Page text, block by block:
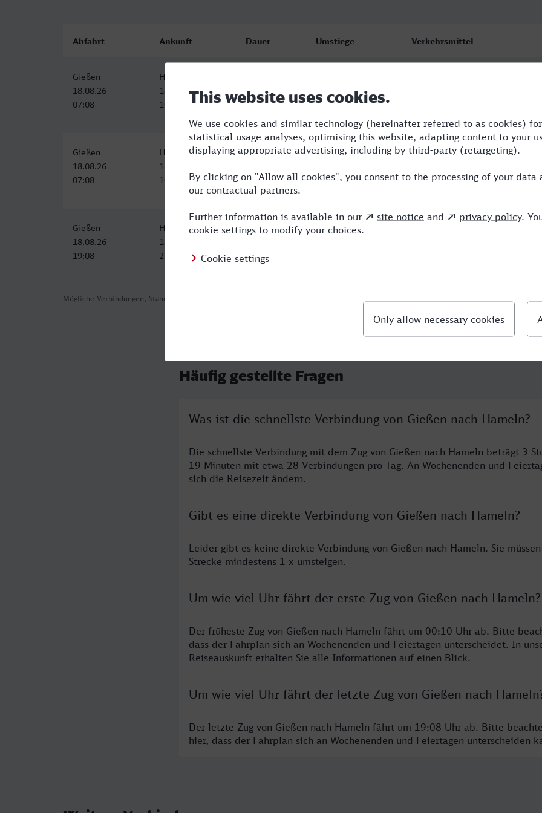
Mögliche Verbindungen, Stand: 2026-08-04 03:12
Abfahrt Ankunft Dauer Umstiege Verkehrsmittel
Gießen
18.08.26
07:08
Hameln
18.08.26
10:27
Gießen
18.08.26
07:08
Hameln
18.08.26
10:27
3:19 2 RB,RE,ICE
Gießen
18.08.26
19:08
Hameln
18.08.26
22:27
3:19 2
Häufig gestellte Fragen
Was ist die schnellste Verbindung von Gießen nach Hameln?
Die schnellste Verbindung mit dem Zug von Gießen nach Hameln beträgt 3
19 Minuten mit etwa 28 Verbindungen pro Tag. An Wochenenden und
sich die Reisezeit ändern.
Gibt es eine direkte Verbindung von Gießen nach Hameln?
Leider gibt es keine direkte Verbindung von Gießen nach Hameln. Sie
Strecke mindestens 1 x umsteigen.
Um wie viel Uhr fährt der erste Zug von Gießen nach Hameln?
Der früheste Zug von Gießen nach Hameln fährt um 00:10 Uhr ab. Bitte
dass der Fahrplan sich an Wochenenden und Feiertagen unterscheidet. In
Reiseauskunft erhalten Sie alle Informationen auf einen Blick.
Um wie viel Uhr fährt der letzte Zug von Gießen nach
Der letzte Zug von Gießen nach Hameln fährt um 19:08 Uhr ab. Bitte
hier, dass der Fahrplan sich an Wochenenden und Feiertagen unterscheiden